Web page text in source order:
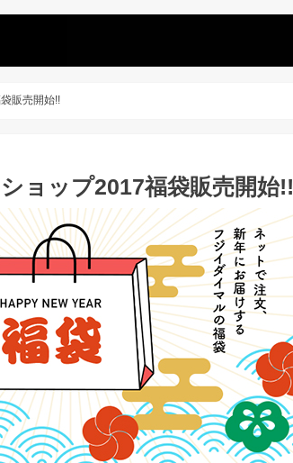
販売開始!!
ョップ2017福袋販売開始!!